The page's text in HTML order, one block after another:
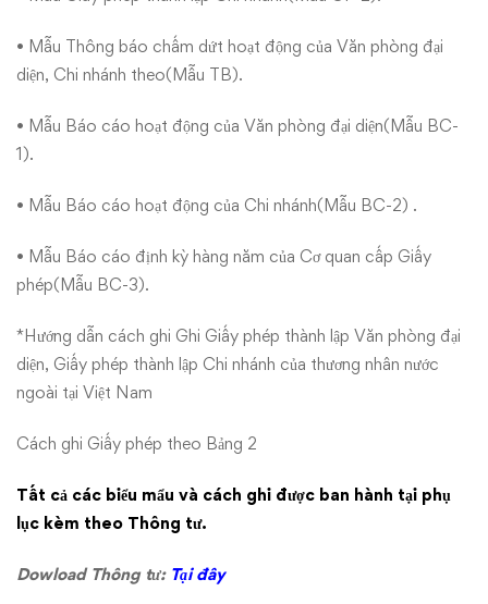
• Mẫu Thông báo chấm dứt hoạt động của Văn phòng đại
diện, Chi nhánh theo(Mẫu TB).
• Mẫu Báo cáo hoạt động của Văn phòng đại diện(Mẫu BC-
1).
• Mẫu Báo cáo hoạt động của Chi nhánh(Mẫu BC-2) .
• Mẫu Báo cáo định kỳ hàng năm của Cơ quan cấp Giấy
phép(Mẫu BC-3).
*Hướng dẫn cách ghi Ghi Giấy phép thành lập Văn phòng đại
diện, Giấy phép thành lập Chi nhánh của thương nhân nước
ngoài tại Việt Nam
Cách ghi Giấy phép theo Bảng 2
Tất cả các biểu mẩu và cách ghi được ban hành tại phụ
lục kèm theo Thông tư.
Dowload Thông tư: Tại đây